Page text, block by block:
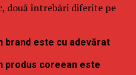
două întrebări diferite pe
brand este cu adevărat
produs coreean este